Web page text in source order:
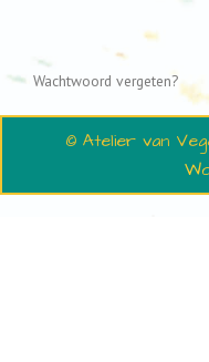
Wachtwoord vergeten?
© Atelier van